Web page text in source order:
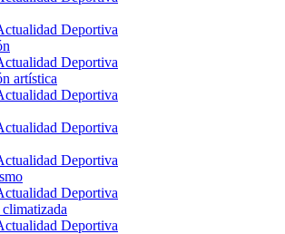
Deportiva
Deportiva
artística
Deportiva
Deportiva
Deportiva
Deportiva
Deportiva